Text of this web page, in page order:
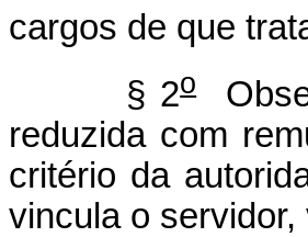
cargos de que
§ 2o
reduzida com
critério da
vincula o